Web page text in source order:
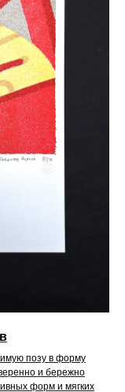
позу в форму
и бережно
форм и мягких